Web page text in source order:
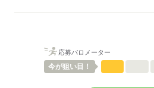
※加入保険は勤務日数に応じて変動（法
◆制服貸与
応募バロメーター
今が狙い目！